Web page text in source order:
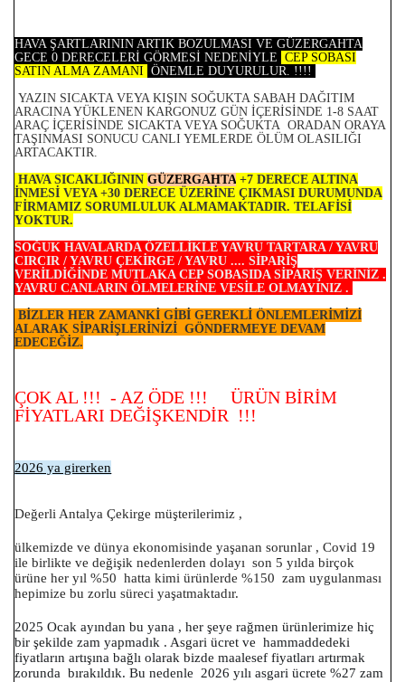
HAVA ŞARTLARININ ARTIK BOZULMASI VE GÜZERGAHTA
GECE 0 DERECELERİ GÖRMESİ NEDENİYLE
CEP SOBASI
SATIN ALMA ZAMANI ÖNEMLE DUYURULUR. !!!!
YAZIN SICAKTA VEYA KIŞIN SOĞUKTA SABAH DAĞITIM
ARACINA YÜKLENEN KARGONUZ GÜN İÇERİSİNDE 1-8 SAAT
ARAÇ İÇERİSİNDE SICAKTA VEYA SOĞUKTA ORADAN ORAYA
TAŞINMASI SONUCU CANLI YEMLERDE ÖLÜM OLASILIĞI
ARTACAKTIR.
HAVA SICAKLIĞININGÜZERGAHTA +7 DERECE ALTINA
İNMESİ VEYA +30 DERECE ÜZERİNE ÇIKMASI DURUMUNDA
FİRMAMIZ SORUMLULUK ALMAMAKTADIR. TELAFİSİ
YOKTUR.
SOĞUK HAVALARDA ÖZELLİKLE YAVRU TARTARA / YAVRU
CIRCIR / YAVRU ÇEKİRGE / YAVRU .... SİPARİŞ
VERİLDİĞİNDE MUTLAKA CEP SOBASIDA SİPARİŞ VERİNİZ .
YAVRU CANLARIN ÖLMELERİNE VESİLE OLMAYINIZ .
BİZLER HER ZAMANKİ GİBİ GEREKLİ ÖNLEMLERİMİZİ
ALARAK SİPARİŞLERİNİZİ GÖNDERMEYE DEVAM
EDECEĞİZ.
ÇOK AL !!! - AZ ÖDE !!! ÜRÜN BİRİM
FİYATLARI DEĞİŞKENDİR !!!
2026 ya girerken
Değerli Antalya Çekirge müşterilerimiz ,
ülkemizde ve dünya ekonomisinde yaşanan sorunlar , Covid 19
ile birlikte ve değişik nedenlerden dolayı son 5 yılda birçok
ürüne her yıl %50 hatta kimi ürünlerde %150 zam uygulanması
hepimize bu zorlu süreci yaşatmaktadır.
2025 Ocak ayından bu yana , her şeye rağmen ürünlerimize hiç
bir şekilde zam yapmadık . Asgari ücret ve hammaddedeki
fiyatların artışına bağlı olarak bizde maalesef fiyatları artırmak
zorunda bırakıldık. Bu nedenle 2026 yılı asgariücrete %27 zam